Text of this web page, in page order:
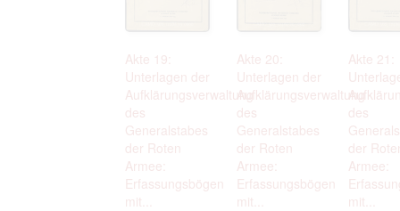
Akte 19:
Unterlagen der
Aufklärungsverwaltung
des
Generalstabes
der Roten
Armee:
Erfassungsbögen
mit...
Akte 20:
Unterlagen der
Aufklärungsverwaltung
des
Generalstabes
der Roten
Armee:
Erfassungsbögen
mit...
Akte 21:
des
der
Armee:
mit...